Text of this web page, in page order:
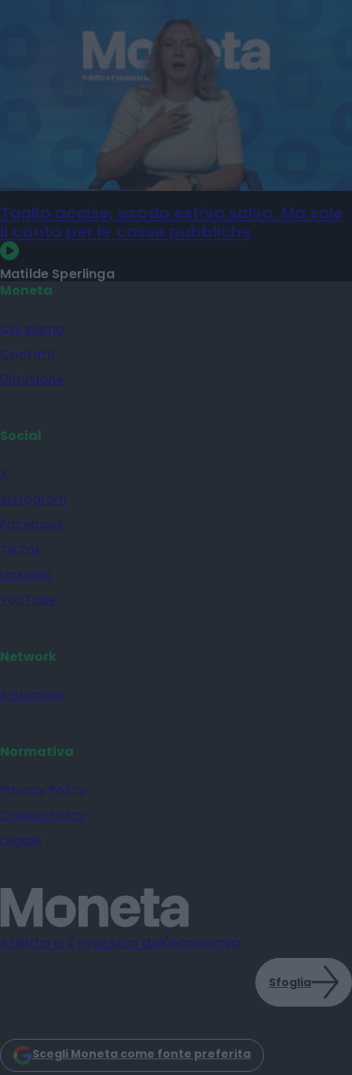
Taglio accise, esodo estivo salvo. Ma sale
il conto per le casse pubbliche
Matilde Sperlinga
Moneta
Chi siamo
Contatti
Diffusione
Social
X
Instagram
Facebook
TikTok
Linkedin
YouTube
Network
il Giornale
Normativa
Privacy Policy
Cookie Policy
Legale
Il dritto e il rovescio dell'economia
Sfoglia
Scegli Moneta come fonte preferita